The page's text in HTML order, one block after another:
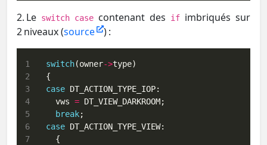
2. Le switch case contenant des if imbriqués sur
2 niveaux (source ) :
1 switch(owner->
2
3
case
4
    vws
=
5
break
6
case
7